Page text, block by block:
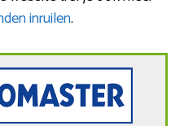
inruilen.